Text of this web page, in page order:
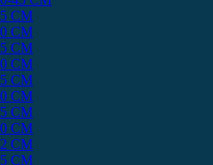
СМ
СМ
СМ
СМ
СМ
СМ
СМ
СМ
СМ
СМ